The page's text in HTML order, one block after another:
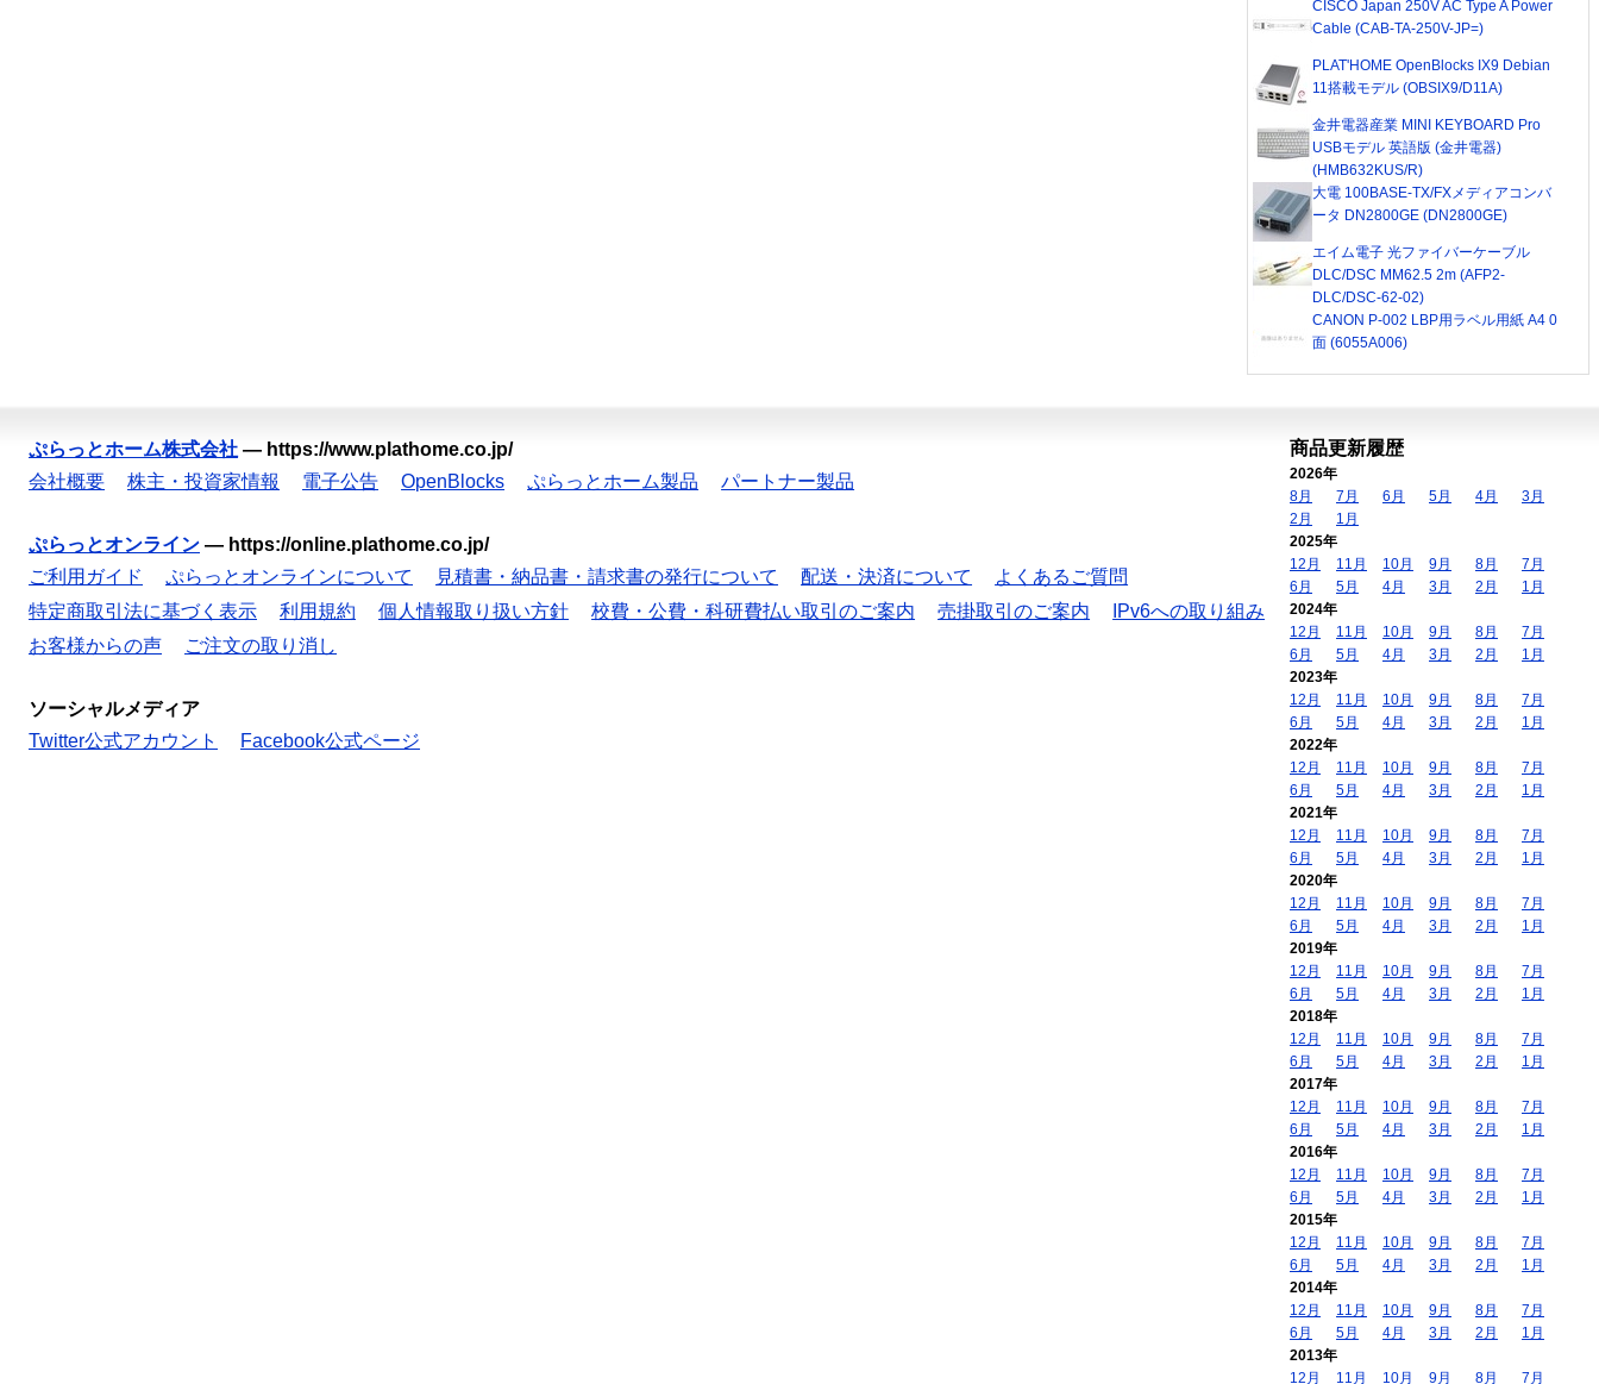
CISCO Japan 250V AC Type A Power
Cable (CAB-TA-250V-JP=)
PLAT'HOME OpenBlocks IX9 Debian
11搭載モデル (OBSIX9/D11A)
金井電器産業 MINI KEYBOARD Pro
USBモデル 英語版 (金井電器)
(HMB632KUS/R)
大電 100BASE-TX/FXメディアコンバ
ータ DN2800GE (DN2800GE)
エイム電子 光ファイバーケーブル
DLC/DSC MM62.5 2m (AFP2-
DLC/DSC-62-02)
CANON P-002 LBP用ラベル用紙 A4 0
面 (6055A006)
ぷらっとホーム株式会社 — https://www.plathome.co.jp/
会社概要
株主・投資家情報 電子公告 OpenBlocks ぷらっとホーム製品 パートナー製品
ぷらっとオンライン — https://online.plathome.co.jp/
ご利用ガイド
ぷらっとオンラインについて 見積書・納品書・請求書の発行について 配送・決済について
よくあるご質問
特定商取引法に基づく表示
利用規約 個人情報取り扱い方針 校費・公費・科研費払い取引のご案内 売掛取引のご案内
IPv6への取り組み
お客様からの声
ご注文の取り消し
ソーシャルメディア
Twitter公式アカウント
Facebook公式ページ
商品更新履歴
2026年
8月
7月 6月 5月 4月
3月
2月
1月
2025年
12月
11月 10月 9月 8月
7月
6月
5月 4月 3月 2月
1月
2024年
12月
11月 10月 9月 8月
7月
6月
5月 4月 3月 2月
1月
2023年
12月
11月 10月 9月 8月
7月
6月
5月 4月 3月 2月
1月
2022年
12月
11月 10月 9月 8月
7月
6月
5月 4月 3月 2月
1月
2021年
12月
11月 10月 9月 8月
7月
6月
5月 4月 3月 2月
1月
2020年
12月
11月 10月 9月 8月
7月
6月
5月 4月 3月 2月
1月
2019年
12月
11月 10月 9月 8月
7月
6月
5月 4月 3月 2月
1月
2018年
12月
11月 10月 9月 8月
7月
6月
5月 4月 3月 2月
1月
2017年
12月
11月 10月 9月 8月
7月
6月
5月 4月 3月 2月
1月
2016年
12月
11月 10月 9月 8月
7月
6月
5月 4月 3月 2月
1月
2015年
12月
11月 10月 9月 8月
7月
6月
5月 4月 3月 2月
1月
2014年
12月
11月 10月 9月 8月
7月
6月
5月 4月 3月 2月
1月
2013年
12月
11月 10月 9月 8月 7月